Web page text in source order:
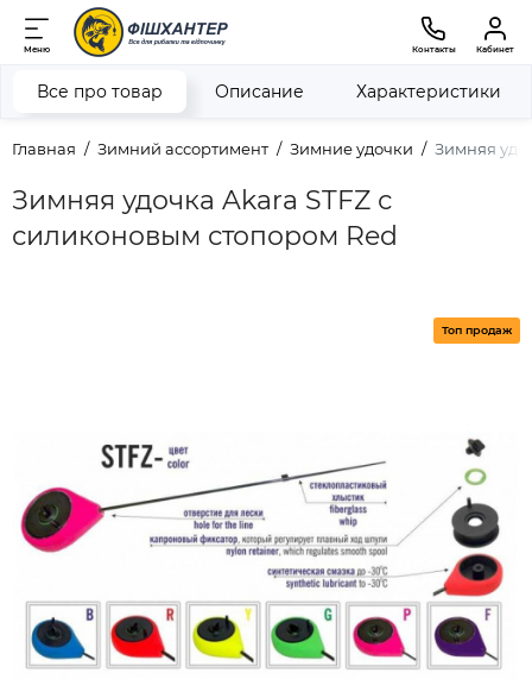
Меню Контакты Кабинет
Главная Зимний ассортимент Зимние удочки Зимняя
Зимняя удочка Akara STFZ с
силиконовым стопором Red
Все про товар Описание Характеристики
Топ продаж